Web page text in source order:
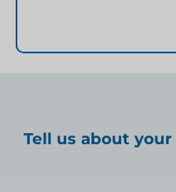
Tell us about